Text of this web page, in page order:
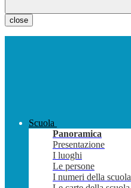
close
Scuola
Panoramica
Presentazione
I luoghi
Le persone
I numeri della scuola